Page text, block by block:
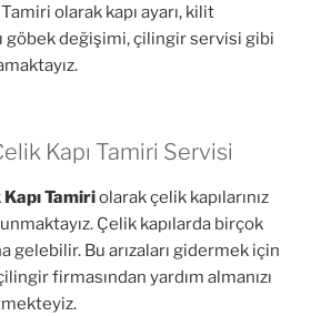
olarak kapı ayarı, kilit
göbek değişimi, çilingir servisi gibi
Kapı Tamiri Servisi
Tamiriolarak çelik kapılarınız
Çelik kapılarda birçok
gelebilir. Bu arızaları gidermek için
firmasından yardım almanızı